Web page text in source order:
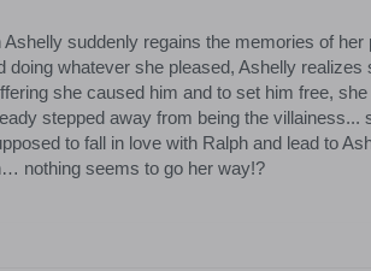
suddenly regains the memories of
doing whatever she pleased, Ashelly realizes
she caused him and to set him free,
stepped away from being the
to fall in love with Ralph and lead to
nothing seems to go her way!?